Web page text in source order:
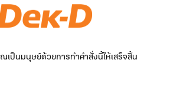
เป็นมนุษย์ด้วยการทำคำสั่งนี้ให้เสร็จสิ้น